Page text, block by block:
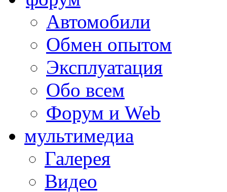
Автомобили
Обмен опытом
Эксплуатация
Обо всем
Форум и Web
мультимедиа
Галерея
Видео